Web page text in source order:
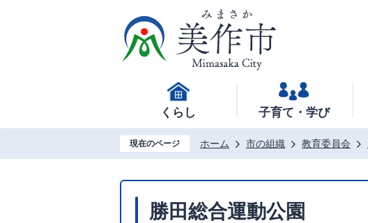
くらし 子育て・学び
現在のページ ホーム 市の組織 教育委員会
勝田総合運動公園